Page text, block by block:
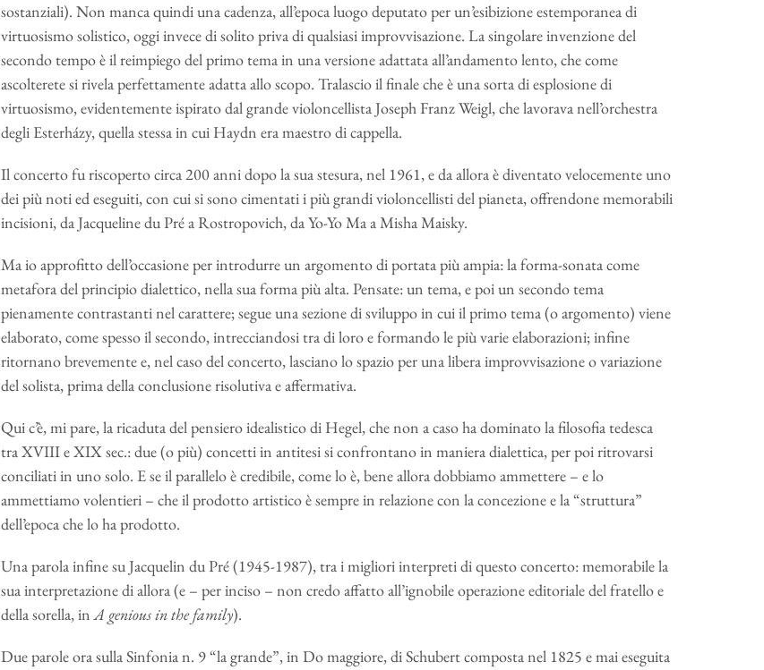
sostanziali). Non manca quindi una cadenza, all’epoca luogo deputato per un’esibizione estemporanea di
virtuosismo solistico, oggi invece di solito priva di qualsiasi improvvisazione. La singolare invenzione del
secondo tempo è il reimpiego del primo tema in una versione adattata all’andamento lento, che come
ascolterete si rivela perfettamente adatta allo scopo. Tralascio il finale che è una sorta di esplosione di
virtuosismo, evidentemente ispirato dal grande violoncellista Joseph Franz Weigl, che lavorava nell’orchestra
degli Esterházy, quella stessa in cui Haydn era maestro di cappella.
Il concerto fu riscoperto circa 200 anni dopo la sua stesura, nel 1961, e da allora è diventato velocemente uno
dei più noti ed eseguiti, con cui si sono cimentati i più grandi violoncellisti del pianeta, offrendone memorabili
incisioni, da Jacqueline du Pré a Rostropovich, da Yo-Yo Ma a Misha Maisky.
Ma io approfitto dell’occasione per introdurre un argomento di portata più ampia: la forma-sonata come
metafora del principio dialettico, nella sua forma più alta. Pensate: un tema, e poi un secondo tema
pienamente contrastanti nel carattere; segue una sezione di sviluppo in cui il primo tema (o argomento) viene
elaborato, come spesso il secondo, intrecciandosi tra di loro e formando le più varie elaborazioni; infine
ritornano brevemente e, nel caso del concerto, lasciano lo spazio per una libera improvvisazione o variazione
del solista, prima della conclusione risolutiva e affermativa.
Qui c’è, mi pare, la ricaduta del pensiero idealistico di Hegel, che non a caso ha dominato la filosofia tedesca
tra XVIII e XIX sec.: due (o più) concetti in antitesi si confrontano in maniera dialettica, per poi ritrovarsi
conciliati in uno solo. E se il parallelo è credibile, come lo è, bene allora dobbiamo ammettere – e lo
ammettiamo volentieri – che il prodotto artistico è sempre in relazione con la concezione e la “struttura”
dell’epoca che lo ha prodotto.
Una parola infine su Jacquelin du Pré (1945-1987), tra i migliori interpreti di questo concerto: memorabile la
sua interpretazione di allora (e – per inciso – non credo affatto all’ignobile operazione editoriale del fratello e
della sorella, inA genious in the family).
Due parole ora sulla Sinfonia n. 9 “la grande”, in Do maggiore, di Schubert composta nel 1825 e mai eseguita